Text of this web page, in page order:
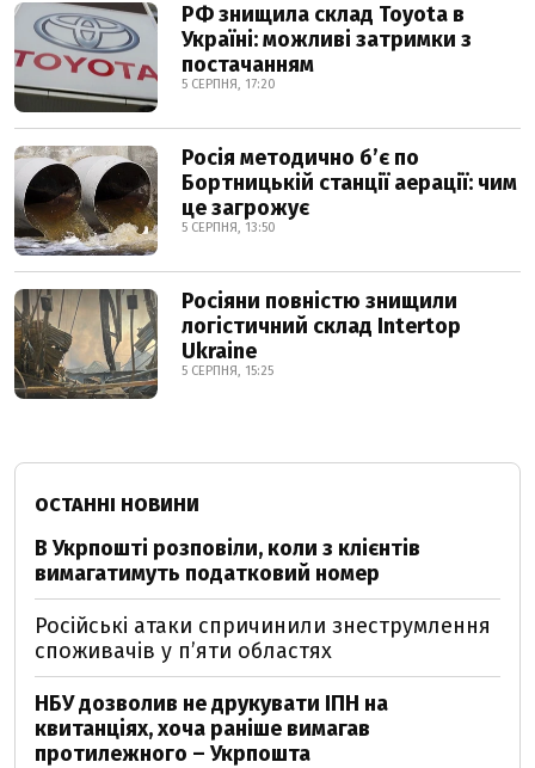
РФ знищила склад Toyota в
Україні: можливі затримки з
постачанням
5 СЕРПНЯ, 17:20
Росія методично б’є по
Бортницькій станції аерації: чим
це загрожує
5 СЕРПНЯ, 13:50
Росіяни повністю знищили
логістичний склад Intertop
Ukraine
5 СЕРПНЯ, 15:25
ОСТАННІ НОВИНИ
В Укрпошті розповіли, коли з клієнтів
вимагатимуть податковий номер
Російські атаки спричинили знеструмлення
споживачів у п’яти областях
НБУ дозволив не друкувати ІПН на
квитанціях, хоча раніше вимагав
протилежного – Укрпошта